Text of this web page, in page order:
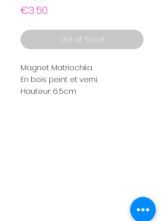
€3.50
Out of Stock
Magnet Matriochka.
En bois peint et verni.
Hauteur: 6,5cm